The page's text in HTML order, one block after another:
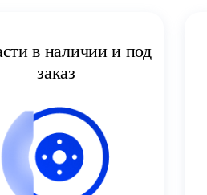
в наличии и под
заказ